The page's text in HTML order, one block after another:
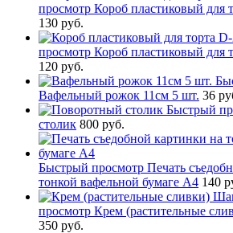
просмотр Короб пластиковый для
130 руб.
просмотр Короб пластиковый для
120 руб.
Вафельный рожок 11см 5 шт. 36
Быстрый
столик 800 руб.
Быстрый просмотр Печать
тонкой вафельной бумаге А4 140
просмотр Крем (растительные
350 руб.